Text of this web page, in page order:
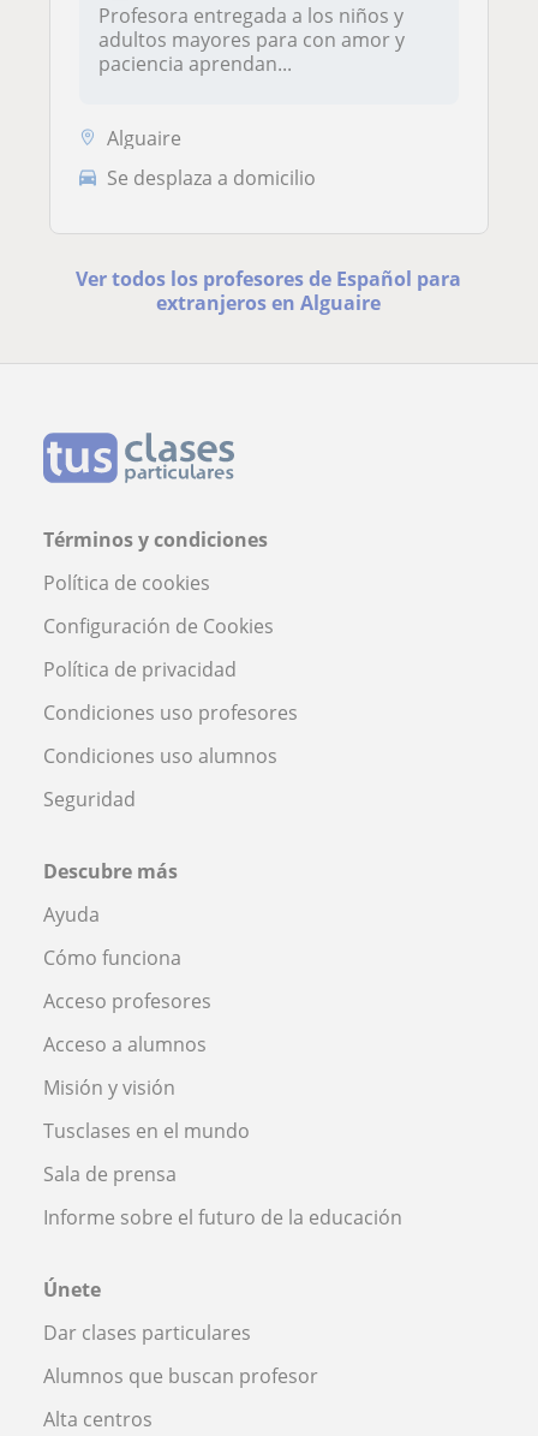
Profesora entregada a los niños y
adultos mayores para con amor y
paciencia aprendan...
Alguaire
Se desplaza a domicilio
Ver todos los profesores de Español para
extranjeros en Alguaire
Términos y condiciones
Política de cookies
Configuración de Cookies
Política de privacidad
Condiciones uso profesores
Condiciones uso alumnos
Seguridad
Descubre más
Ayuda
Cómo funciona
Acceso profesores
Acceso a alumnos
Misión y visión
Tusclases en el mundo
Sala de prensa
Informe sobre el futuro de la educación
Únete
Dar clases particulares
Alumnos que buscan profesor
Alta centros